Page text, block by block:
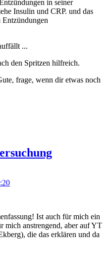
in seiner
Insulin und CRP. und das
...
den Spritzen hilfreich.
frage, wenn dir etwas noch
Ist auch für mich ein
mich anstrengend, aber auf YT
die das erklären und da